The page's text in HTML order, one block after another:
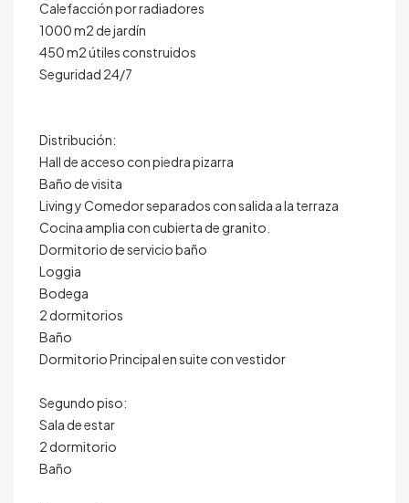
Calefacción por radiadores
1000 m2 de jardín
450 m2 útiles construidos
Seguridad 24/7
Distribución:
Hall de acceso con piedra pizarra
Baño de visita
Living y Comedor separados con salida a la terraza
Cocina amplia con cubierta de granito.
Dormitorio de servicio baño
Loggia
Bodega
2 dormitorios
Baño
Dormitorio Principal en suite con vestidor
Segundo piso:
Sala de estar
2 dormitorio
Baño